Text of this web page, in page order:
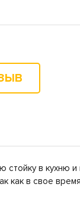
стойку в кухню
как в свое